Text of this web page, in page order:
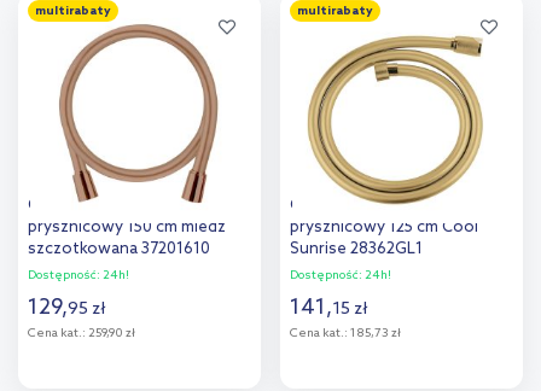
multirabaty
Oltens Ronneby wąż
prysznicowy 150 cm miedź
szczotkowana 37201610
Dostępność: 24h!
129,95 zł
Cena kat.: 259,90 zł
multirabaty
Grohe Silverflex wąż
prysznicowy 125 cm Cool
Sunrise 28362GL1
Dostępność: 24h!
141,15 zł
Cena kat.: 185,73 zł